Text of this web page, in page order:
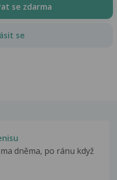
se zdarma
se
dněma, po ránu když